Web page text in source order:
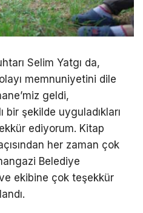
Selim Yatgı da,
memnuniyetini dile
geldi,
bir şekilde uyguladıkları
ediyorum. Kitap
her zaman çok
Belediye
ve ekibine çok teşekkür